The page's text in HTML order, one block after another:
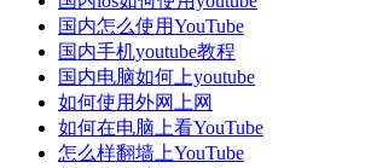
国内怎么使用YouTube
国内手机youtube教程
国内电脑如何上youtube
如何使用外网上网
如何在电脑上看YouTube
怎么样翻墙上YouTube